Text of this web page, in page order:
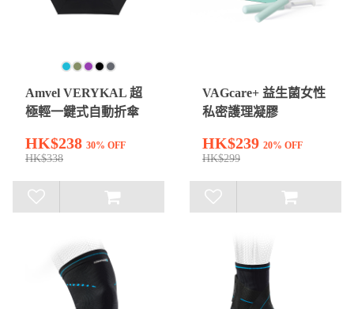
Amvel VERYKAL 超
極輕一鍵式自動折傘
HK$238 30% OFF
HK$338
VAGcare+ 益生菌女性
私密護理凝膠
HK$239 20% OFF
HK$299